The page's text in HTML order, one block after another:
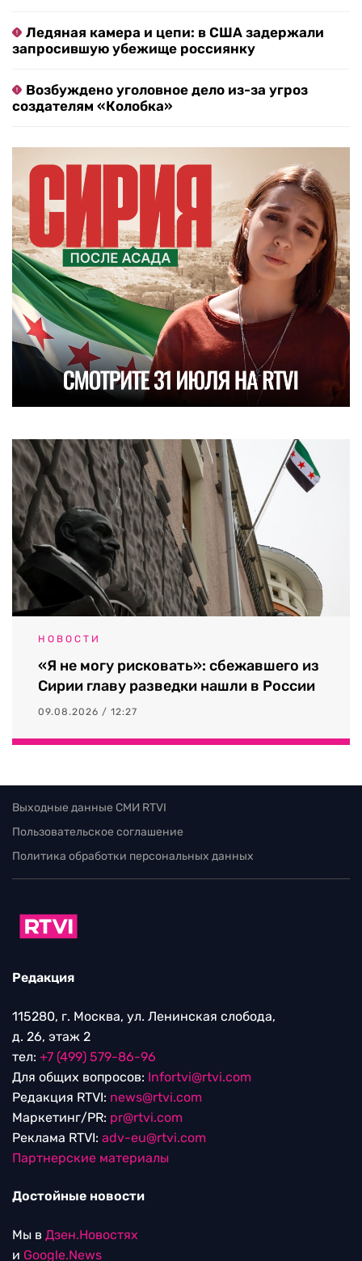
Ледяная камера и цепи: в США задержали
запросившую убежище россиянку
Возбуждено уголовное дело из-за угроз
создателям «Колобка»
НОВОСТИ
«Я не могу рисковать»: сбежавшего из
Сирии главу разведки нашли в России
09.08.2026 / 12:27
Выходные данные СМИ RTVI
Пользовательское соглашение
Политика обработки персональных данных
Редакция
115280, г. Москва, ул. Ленинская слобода,
д. 26, этаж 2
тел: +7 (499) 579-86-96
Для общих вопросов: Infortvi@rtvi.com
Редакция RTVI: news@rtvi.com
Маркетинг/PR: pr@rtvi.com
Реклама RTVI: adv-eu@rtvi.com
Партнерские материалы
Достойные новости
Мы в Дзен.Новостях
и Google.News